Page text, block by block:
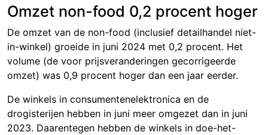
Omzet non-food 0,2 procent hoger
De omzet van de non-food (inclusief detailhandel niet-
in-winkel) groeide in juni 2024 met 0,2 procent. Het
volume (de voor prijsveranderingen gecorrigeerde
omzet) was 0,9 procent hoger dan een jaar eerder.
De winkels in consumentenelektronica en de
drogisterijen hebben in juni meer omgezet dan in juni
2023. Daarentegen hebben de winkels in doe-het-